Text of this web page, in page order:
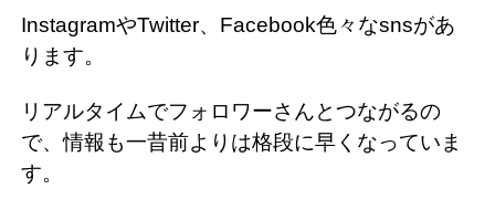
InstagramやTwitter、Facebook色々なsnsがあ
ります。
リアルタイムでフォロワーさんとつながるの
で、情報も一昔前よりは格段に早くなっていま
す。